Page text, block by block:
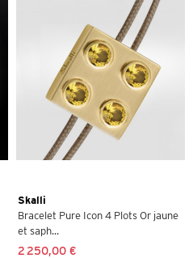
Skalli
Bracelet Pure Icon 4 Plots Or jaune
et saph...
2 250,00 €